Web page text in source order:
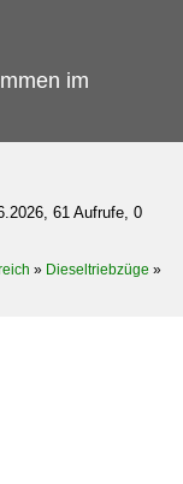
im
61 Aufrufe, 0
» Dieseltriebzüge »